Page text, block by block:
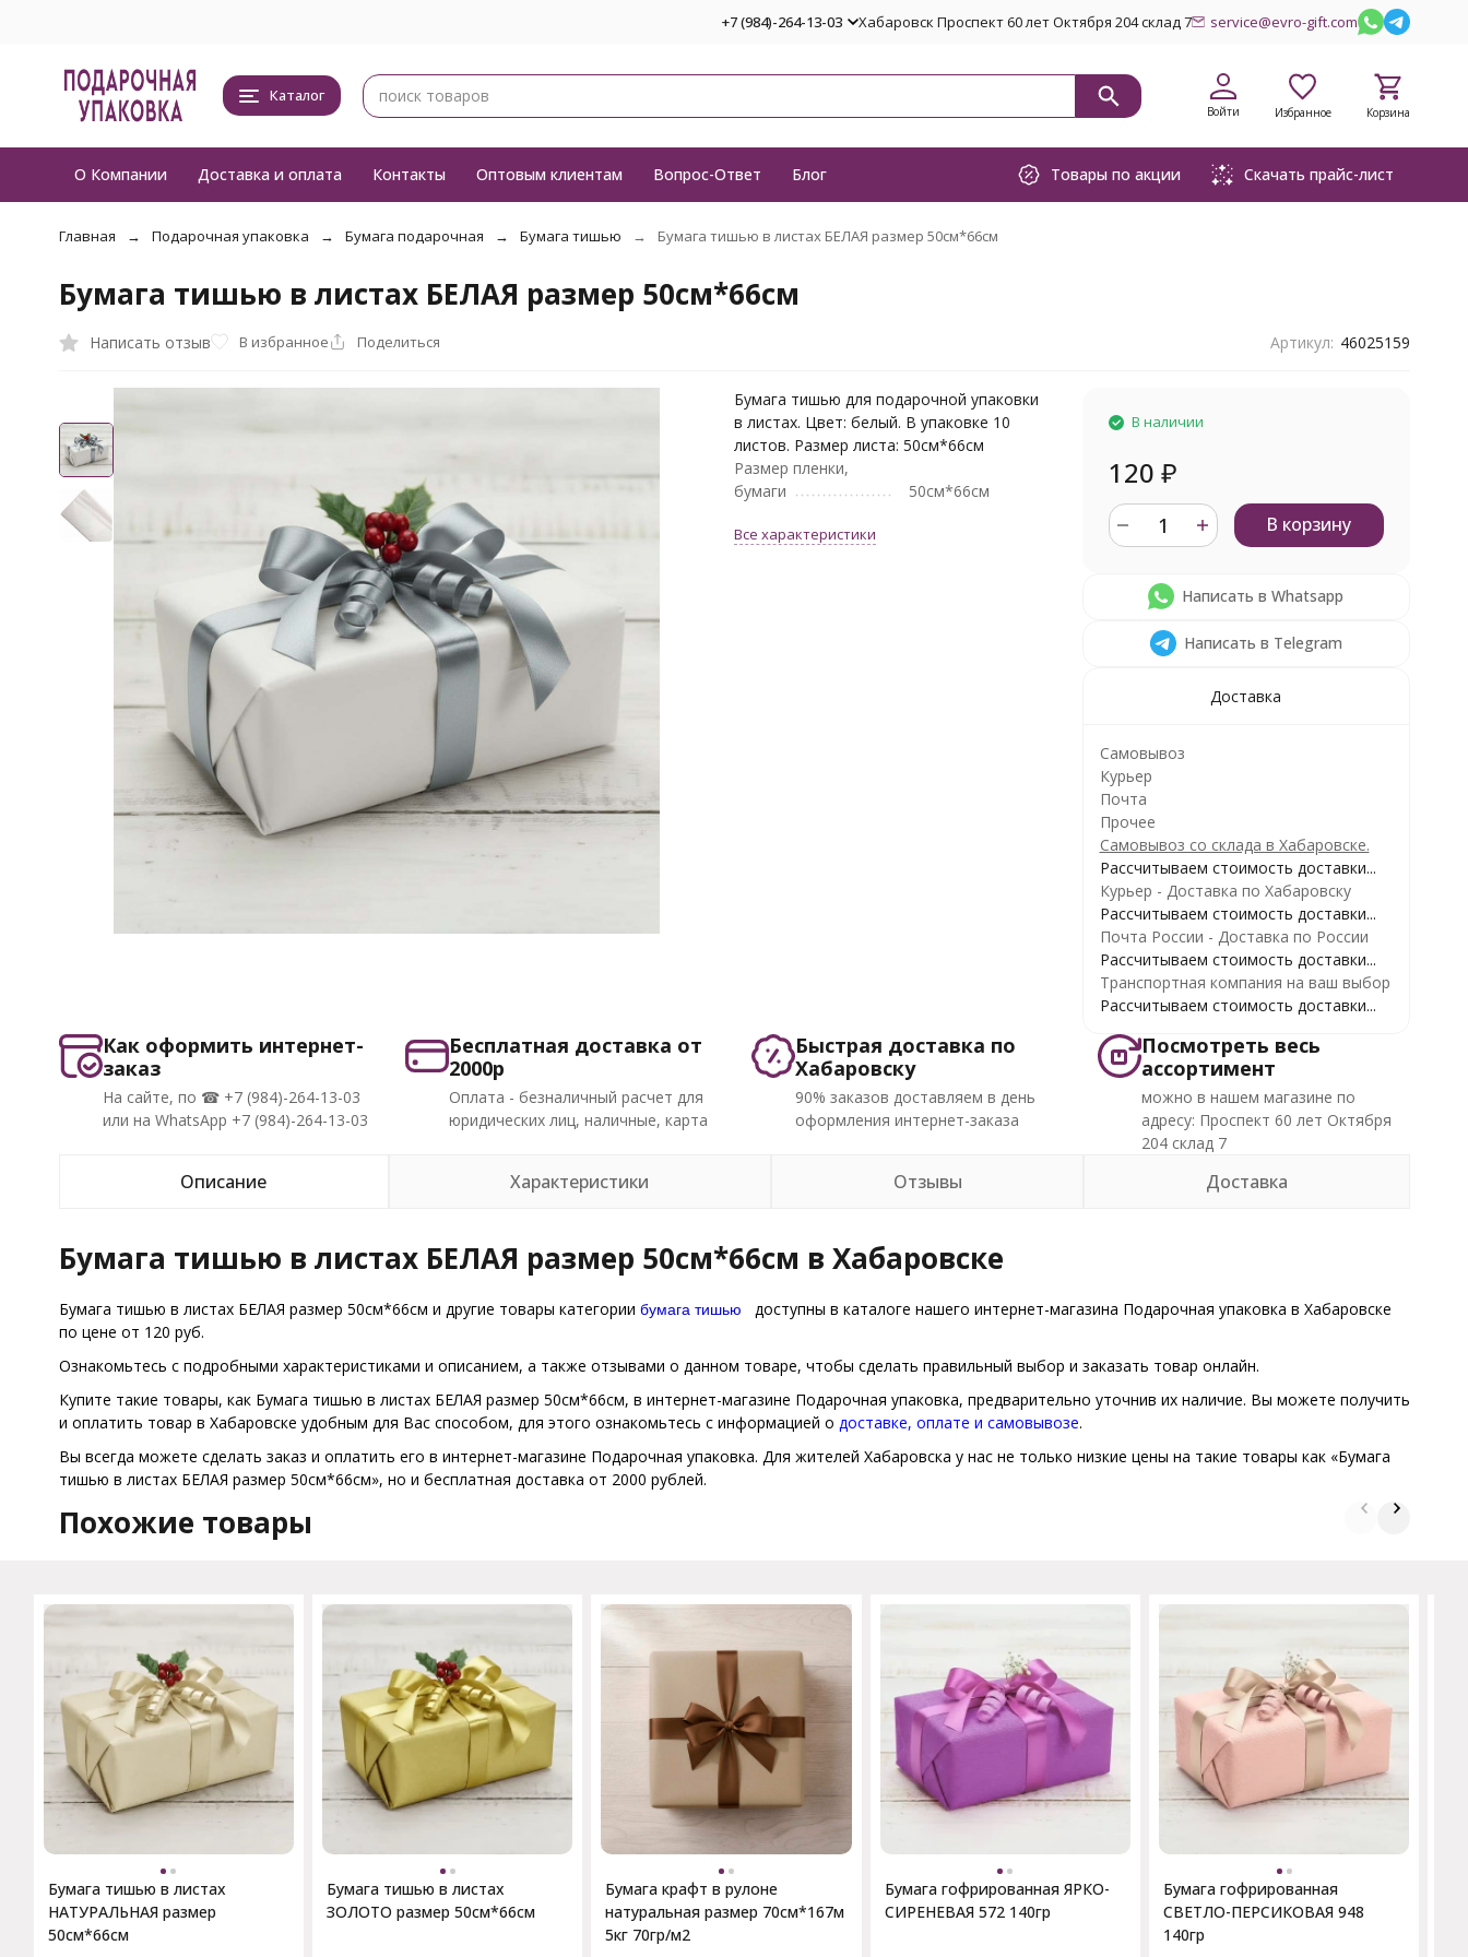
+7 (984)-264-13-03 Хабаровск Проспект 60 лет Октября 204 склад 7 service@evro-gift.com
Каталог
Войти Избранное Корзина
О Компании Доставка и оплата Контакты Оптовым клиентам Вопрос-Ответ Блог Товары по акции Скачать прайс-лист
Главная Подарочная упаковка Бумага подарочная Бумага тишью Бумага тишью в листах БЕЛАЯ размер 50см*66см
Бумага тишью в листах БЕЛАЯ размер 50см*66см
Написать отзыв В избранное Поделиться Артикул: 46025159
Бумага тишью для подарочной упаковки
в листах. Цвет: белый. В упаковке 10
листов. Размер листа: 50см*66см
Размер пленки,
бумаги
50см*66см
Все характеристики
В наличии
120 ₽
В корзину
Написать в Whatsapp
Написать в Telegram
Доставка
Самовывоз
Курьер
Почта
Прочее
Самовывоз со склада в Хабаровске.
Рассчитываем стоимость доставки...
Курьер - Доставка по Хабаровску
Рассчитываем стоимость доставки...
Почта России - Доставка по России
Рассчитываем стоимость доставки...
Транспортная компания на ваш выбор
Рассчитываем стоимость доставки...
Как оформить интернет-
заказ
На сайте, по ☎ +7 (984)-264-13-03
или на WhatsApp +7 (984)-264-13-03
Бесплатная доставка от
2000р
Оплата - безналичный расчет для
юридических лиц, наличные, карта
Быстрая доставка по
Хабаровску
90% заказов доставляем в день
оформления интернет-заказа
Посмотреть весь
ассортимент
можно в нашем магазине по
адресу: Проспект 60 лет Октября
204 склад 7
Описание Характеристики Отзывы Доставка
Бумага тишью в листах БЕЛАЯ размер 50см*66см в Хабаровске
Бумага тишью в листах БЕЛАЯ размер 50см*66см и другие товары категории бумага тишью
доступны в каталоге нашего интернет-магазина Подарочная упаковка в Хабаровске
по цене от 120 руб.
Ознакомьтесь с подробными характеристиками и описанием, а также отзывами о данном товаре, чтобы сделать правильный выбор и заказать товар онлайн.
Купите такие товары, как Бумага тишью в листах БЕЛАЯ размер 50см*66см, в интернет-магазине Подарочная упаковка, предварительно уточнив их наличие. Вы можете получить
и оплатить товар в Хабаровске удобным для Вас способом, для этого ознакомьтесь с информацией о доставке, оплате и самовывозе.
Вы всегда можете сделать заказ и оплатить его в интернет-магазине Подарочная упаковка. Для жителей Хабаровска у нас не только низкие цены на такие товары как «Бумага
тишью в листах БЕЛАЯ размер 50см*66см», но и бесплатная доставка от 2000 рублей.
Похожие товары
Бумага тишью в листах
НАТУРАЛЬНАЯ размер
50см*66см
Бумага тишью в листах
ЗОЛОТО размер 50см*66см
Бумага крафт в рулоне
натуральная размер 70см*167м
5кг 70гр/м2
Бумага гофрированная ЯРКО-
СИРЕНЕВАЯ 572 140гр
Бумага гофрированная
СВЕТЛО-ПЕРСИКОВАЯ 948
140гр